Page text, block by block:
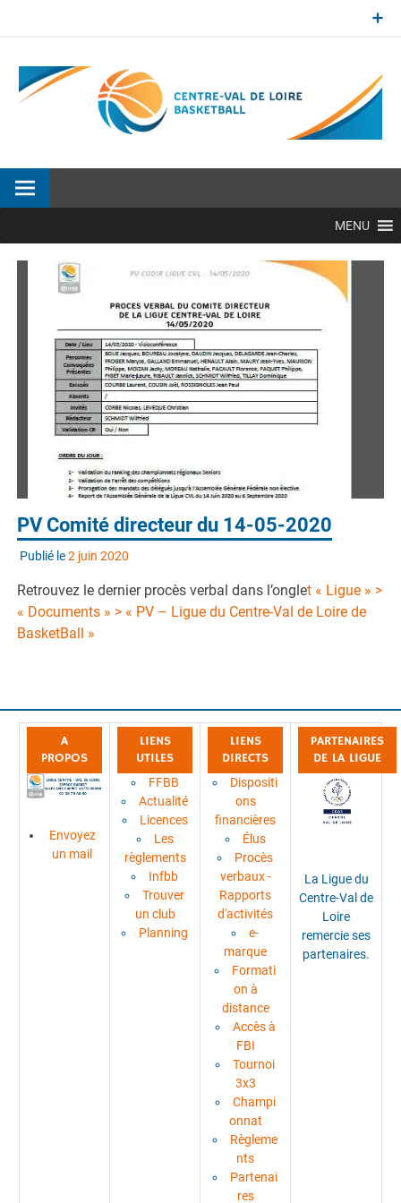
MENU
PV Comité directeur du 14-05-2020
Publié le2 juin 2020
Retrouvez le dernier procès verbal dans l’onglet « Ligue » >
« Documents » > « PV – Ligue du Centre-Val de Loire de
BasketBall »
A
PROPOS
Envoyez
un mail
LIENS
UTILES
FFBB
Actualité
Licences
Les
règlements
Infbb
Trouver
un club
Planning
LIENS
DIRECTS
Dispositi
ons
financières
Élus
Procès
verbaux -
Rapports
d'activités
e-
marque
Formati
on à
distance
Accès à
FBI
Tournoi
3x3
Champi
onnat
Règleme
nts
Partenai
res
PARTENAIRES
DE LA LIGUE
La Ligue du
Centre-Val de
Loire
remercie ses
partenaires.